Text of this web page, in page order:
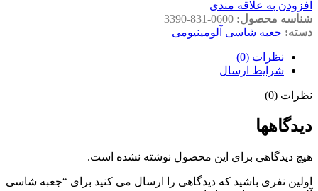
افزودن به علاقه مندی
شناسه محصول: 3390-831-0600
دسته: جعبه شاسی آلومینیومی
نظرات (0)
شرایط ارسال
نظرات (0)
دیدگاهها
هیچ دیدگاهی برای این محصول نوشته نشده است.
اولین نفری باشید که دیدگاهی را ارسال می کنید برای “جعبه شاسی